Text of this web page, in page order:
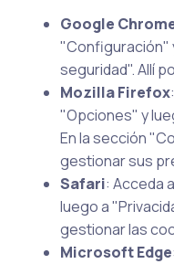
Google
"Configuración"
seguridad". Allí
Mozilla Firefox
"Opciones" y
En la sección
gestionar sus
Safari: Acceda
luego a
gestionar las
Microsoft Edge